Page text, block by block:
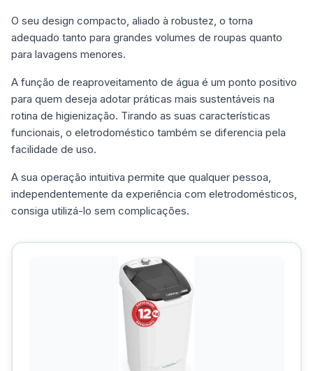
O seu design compacto, aliado à robustez, o torna
adequado tanto para grandes volumes de roupas quanto
para lavagens menores.
A função de reaproveitamento de água é um ponto positivo
para quem deseja adotar práticas mais sustentáveis na
rotina de higienização. Tirando as suas características
funcionais, o eletrodoméstico também se diferencia pela
facilidade de uso.
A sua operação intuitiva permite que qualquer pessoa,
independentemente da experiência com eletrodomésticos,
consiga utilizá-lo sem complicações.